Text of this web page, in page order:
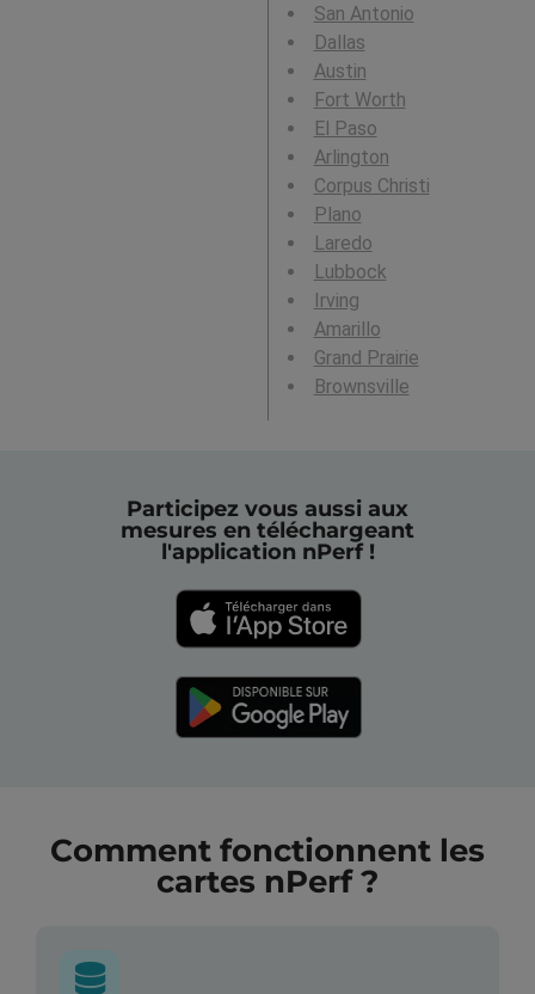
San Antonio
Dallas
Austin
Fort Worth
El Paso
Arlington
Corpus Christi
Plano
Laredo
Lubbock
Irving
Amarillo
Grand Prairie
Brownsville
Participez vous aussi aux
mesures en téléchargeant
l'application nPerf !
Comment fonctionnent les
cartes nPerf ?